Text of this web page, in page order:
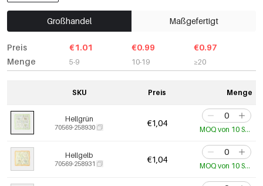
Großhandel Maßgefertigt
Preis
Menge
€1.01
5-9
€0.99
10-19
€0.97
≥20
SKU Preis Menge
Hellgrün
70569-258930 €1,04
MOQ von 10 Stk.
Hellgelb
70569-258931 €1,04
MOQ von 10 Stk.